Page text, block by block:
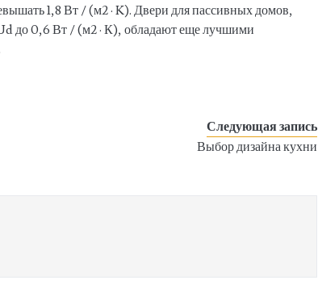
1,8 Вт / (м2 · K). Двери для пассивных домов,
до 0,6 Вт / (м2 · К), обладают еще лучшими
Следующая запись
Выбор дизайна кухни